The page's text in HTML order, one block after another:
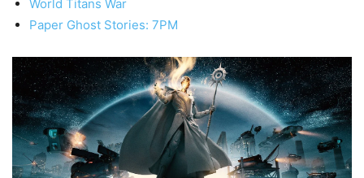
World Titans War
Paper Ghost Stories: 7PM